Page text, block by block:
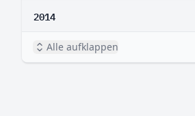
2014
Alle aufklappen